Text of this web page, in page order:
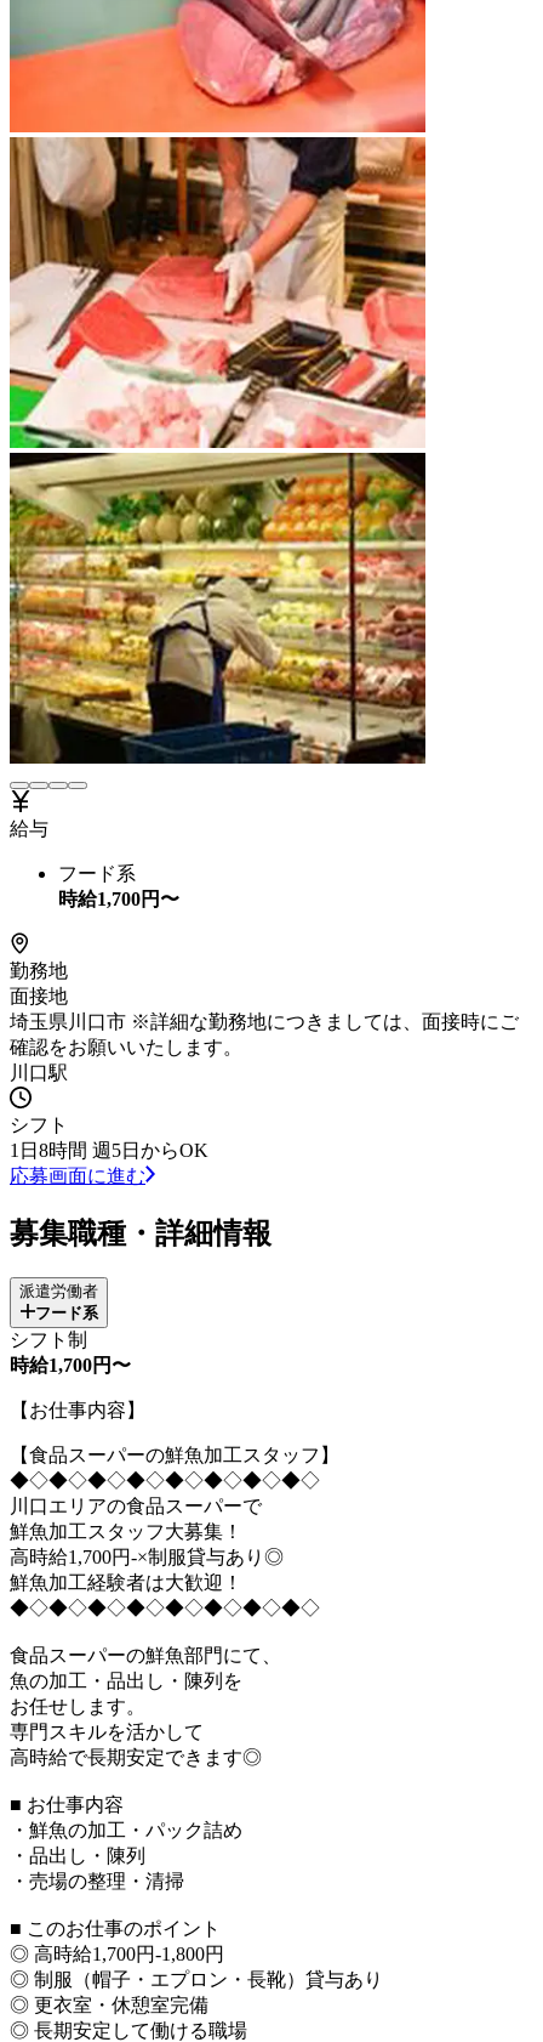
給与
フード系
時給1,700円〜
勤務地
面接地
埼玉県川口市 ※詳細な勤務地につきましては、面接時にご
確認をお願いいたします。
川口駅
シフト
1日8時間 週5日からOK
応募画面に進む
募集職種・詳細情報
派遣労働者
フード系
シフト制
時給1,700円〜
【お仕事内容】
【食品スーパーの鮮魚加工スタッフ】
◆◇◆◇◆◇◆◇◆◇◆◇◆◇◆◇
川口エリアの食品スーパーで
鮮魚加工スタッフ大募集！
高時給1,700円-×制服貸与あり◎
鮮魚加工経験者は大歓迎！
◆◇◆◇◆◇◆◇◆◇◆◇◆◇◆◇
食品スーパーの鮮魚部門にて、
魚の加工・品出し・陳列を
お任せします。
専門スキルを活かして
高時給で長期安定できます◎
■ お仕事内容
・鮮魚の加工・パック詰め
・品出し・陳列
・売場の整理・清掃
■ このお仕事のポイント
◎ 高時給1,700円-1,800円
◎ 制服（帽子・エプロン・長靴）貸与あり
◎ 更衣室・休憩室完備
◎ 長期安定して働ける職場